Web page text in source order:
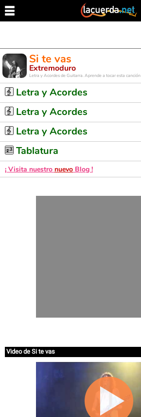
Si te vas
Extremoduro
Letra y Acordes de Guitarra. Aprende a tocar esta canción
Letra y Acordes
Letra y Acordes
Letra y Acordes
Tablatura
¡ Visita nuestro nuevo Blog !
Video de Si te vas